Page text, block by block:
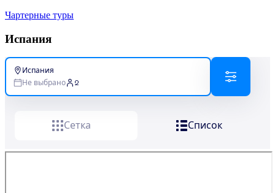
Чартерные туры
Испания